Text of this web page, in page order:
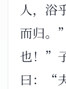
人，浴
而归。
也！”
曰：“